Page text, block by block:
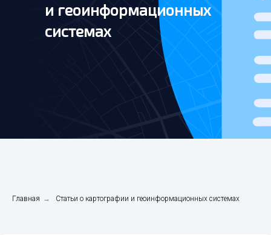
и геоинформационных
системах
Главная → Статьи о картографии и геоинформационных системах